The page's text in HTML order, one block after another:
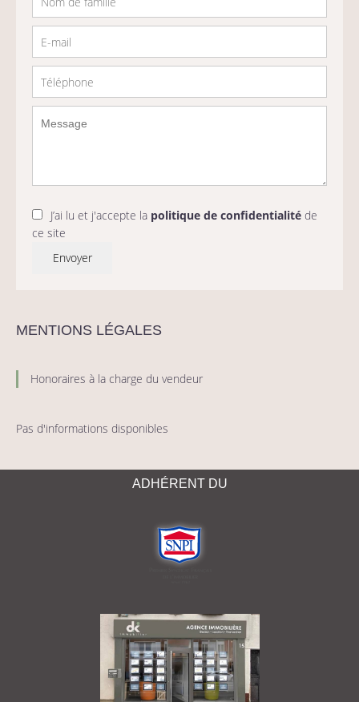
J’ai lu et j'accepte la politique de confidentialité de
ce site
Envoyer
MENTIONS LÉGALES
Honoraires à la charge du vendeur
Pas d'informations disponibles
ADHÉRENT DU